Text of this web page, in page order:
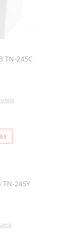
TN-245C
TN-245Y